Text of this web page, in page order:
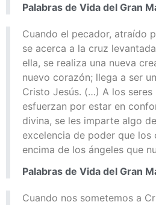
Palabras de Vida del Gran
Cuando el pecador, atraído
se acerca a la cruz
ella, se realiza una nueva
nuevo corazón; llega a ser
Cristo Jesús. (…) A los seres
esfuerzan por estar en
divina, se les imparte algo
excelencia de poder que los
encima de los ángeles que
Palabras de Vida del Gran
Cuando nos sometemos a